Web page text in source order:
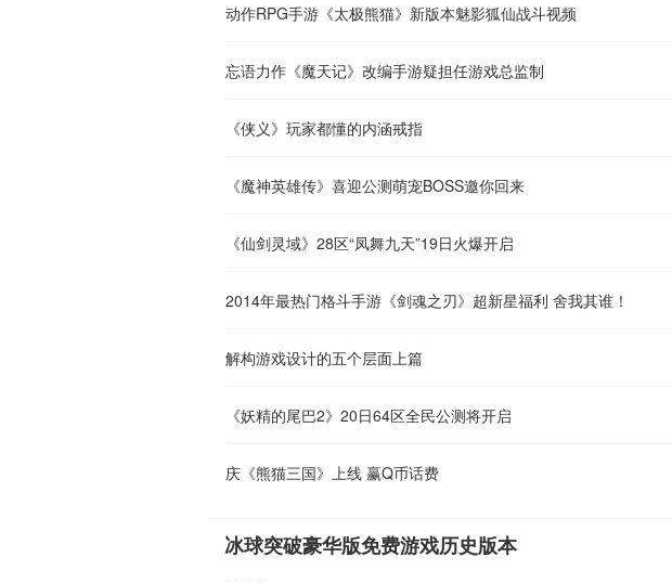
动作RPG手游《太极熊猫》新版本魅影狐仙战斗视频
忘语力作《魔天记》改编手游疑担任游戏总监制
《侠义》玩家都懂的内涵戒指
《魔神英雄传》喜迎公测萌宠BOSS邀你回来
《仙剑灵域》28区“凤舞九天”19日火爆开启
2014年最热门格斗手游《剑魂之刃》超新星福利 舍我其谁！
解构游戏设计的五个层面上篇
《妖精的尾巴2》20日64区全民公测将开启
庆《熊猫三国》上线 赢Q币话费
冰球突破豪华版免费游戏历史版本